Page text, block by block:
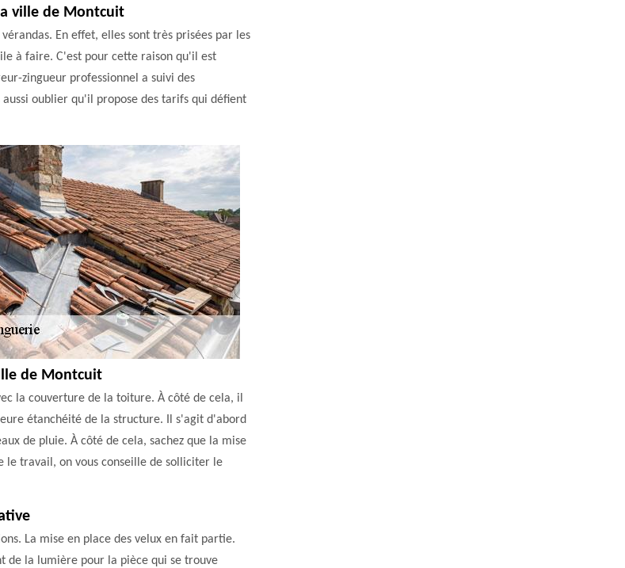
ville de Montcuit
En effet, elles sont très prisées par les
à faire. C'est pour cette raison qu'il est
zingueur professionnel a suivi des
oublier qu'il propose des tarifs qui défient
de Montcuit
la couverture de la toiture. À côté de cela, il
étanchéité de la structure. Il s'agit d'abord
de pluie. À côté de cela, sachez que la mise
le travail, on vous conseille de solliciter le
La mise en place des velux en fait partie.
de la lumière pour la pièce qui se trouve